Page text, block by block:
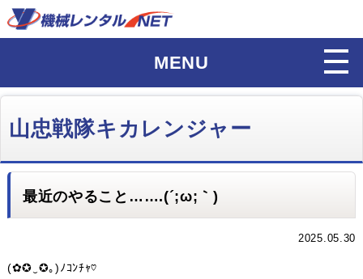
MENU
山忠戦隊キカレンジャー
最近のやること…….(´;ω;｀)
2025.05.30
(✿✪‿✪｡)ﾉｺﾝﾁｬ♡